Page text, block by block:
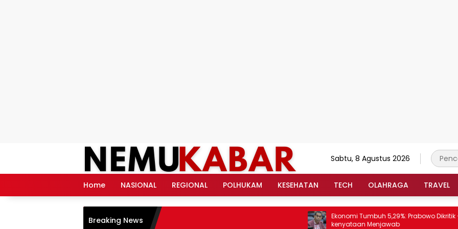
Sabtu, 8 Agustus 2026
Home NASIONAL REGIONAL POLHUKAM KESEHATAN TECH OLAHRAGA TRAVEL
Breaking News
Ekonomi Tumbuh 5,29%: Prabowo Dikritik –
kenyataan Menjawab